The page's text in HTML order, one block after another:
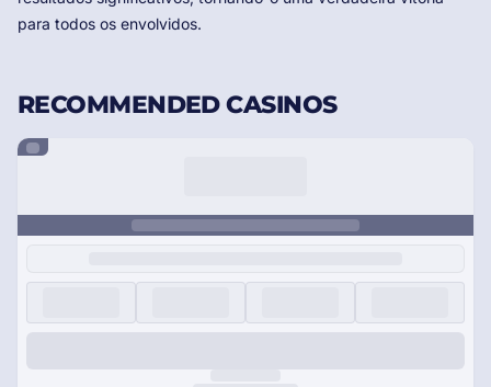
para todos os envolvidos.
RECOMMENDED CASINOS